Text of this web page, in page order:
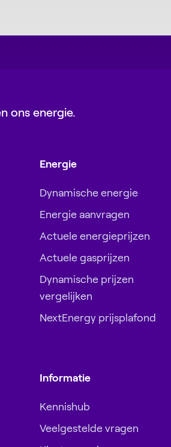
ons energie.
Energie
Dynamische energie
Energie aanvragen
Actuele energieprijzen
Actuele gasprijzen
Dynamische prijzen
vergelijken
NextEnergy prijsplafond
Informatie
Kennishub
Veelgestelde vragen